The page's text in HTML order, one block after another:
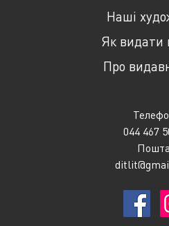
Наші
Як видати
Про
044 467